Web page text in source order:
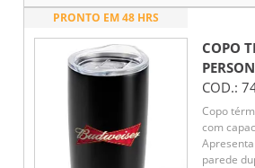
PRONTO EM 48 HRS
COPO
COD.:
Copo
com
parede